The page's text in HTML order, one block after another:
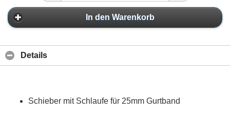
In den Warenkorb
Details
Schieber mit Schlaufe für 25mm Gurtband